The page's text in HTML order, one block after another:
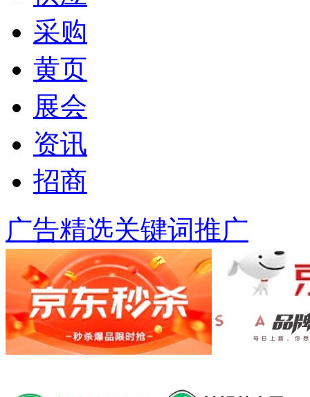
采购
黄页
展会
资讯
招商
广告精选关键词推广